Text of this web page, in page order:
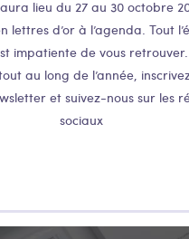
lieu du 27 au 30 octobre
lettres d’or à l’agenda. Tout
impatiente de vous
au long de l’année,
et suivez-nous sur les
sociaux
TRAKK